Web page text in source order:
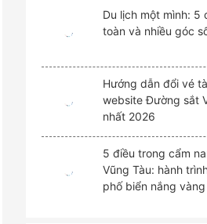
Du lịch một mình: 5
toàn và nhiều góc
Hướng dẫn đổi vé
website Đường sắt
nhất 2026
5 điều trong cẩm
Vũng Tàu: hành
phố biển nắng vàng